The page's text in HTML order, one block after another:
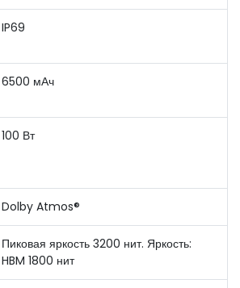
IP69
6500 мАч
100 Вт
Dolby Atmos®
Пиковая яркость 3200 нит. Яркость:
HBM 1800 нит